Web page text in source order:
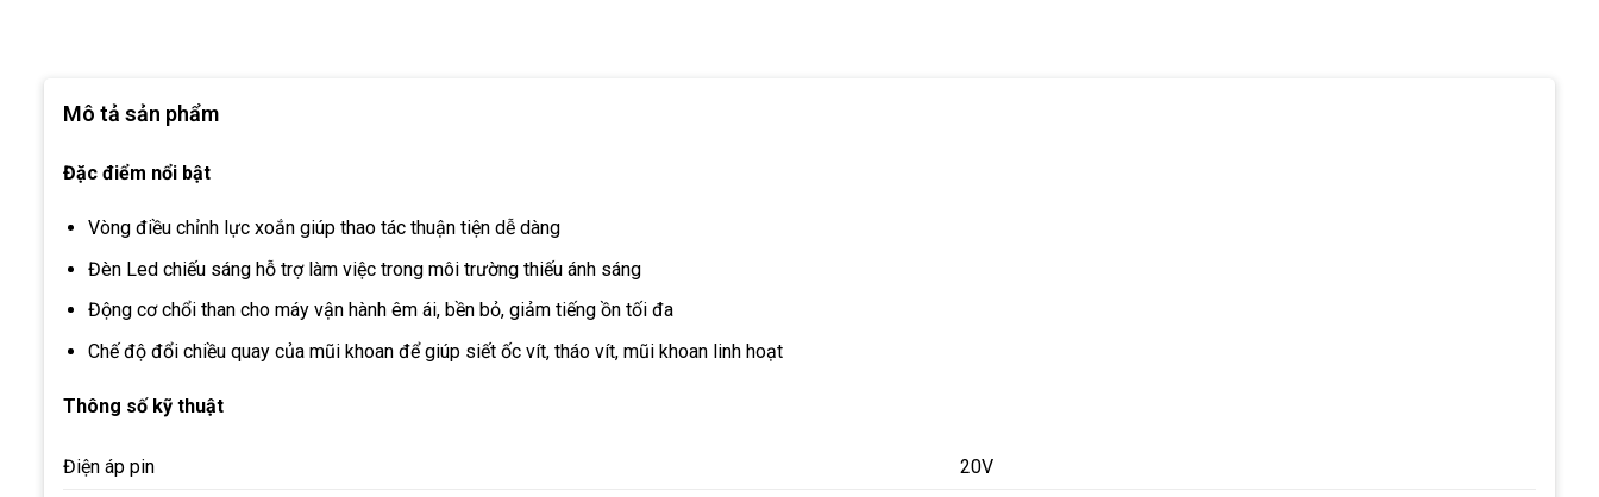
Mô tả sản phẩm
Đặc điểm nổi bật
Vòng điều chỉnh lực xoắn giúp thao tác thuận tiện dễ dàng
Đèn Led chiếu sáng hỗ trợ làm việc trong môi trường thiếu ánh sáng
Động cơ chổi than cho máy vận hành êm ái, bền bỏ, giảm tiếng ồn tối đa
Chế độ đổi chiều quay của mũi khoan để giúp siết ốc vít, tháo vít, mũi khoan linh hoạt
Thông số kỹ thuật
Điện áp pin
20V